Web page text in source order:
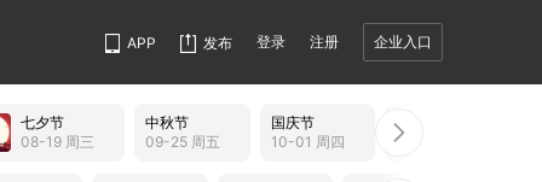
APP 发布 登录 注册 企业入口
七夕节
08-19 周三
中秋节
09-25 周五
国庆节
10-01 周四
重阳节
10-19 周一